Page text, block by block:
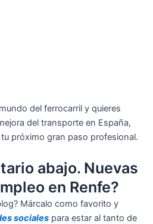
del ferrocarril y quieres
del transporte en España,
próximo gran paso profesional.
abajo. Nuevas
en Renfe?
Márcalo como favorito y
sociales para estar al tanto de